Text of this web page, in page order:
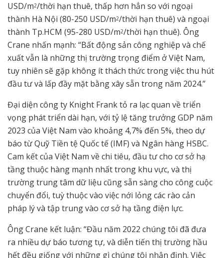
USD/m2/thời hạn thuê, thấp hơn hẳn so với ngoại
thành Hà Nội (80-250 USD/m2/thời hạn thuê) và ngoại
thành Tp.HCM (95-280 USD/m2/thời hạn thuê). Ông
Crane nhấn mạnh: “Bất động sản công nghiệp và chế
xuất vẫn là những thị trường trọng điểm ở Việt Nam,
tuy nhiên sẽ gặp không ít thách thức trong việc thu hút
đầu tư và lấp đầy mặt bằng xây sẵn trong năm 2024.”
Đại diện công ty Knight Frank tỏ ra lạc quan về triển
vọng phát triển dài hạn, với tỷ lệ tăng trưởng GDP năm
2023 của Việt Nam vào khoảng 4,7% đến 5%, theo dự
báo từ Quỹ Tiền tệ Quốc tế (IMF) và Ngân hàng HSBC.
Cam kết của Việt Nam về chi tiêu, đầu tư cho cơ sở hạ
tầng thuộc hàng mạnh nhất trong khu vực, và thị
trường trung tâm dữ liệu cũng sẵn sàng cho công cuộc
chuyển đổi, tuỳ thuộc vào việc nới lỏng các rào cản
pháp lý và tập trung vào cơ sở hạ tầng điện lực.
Ông Crane kết luận: “Đầu năm 2022 chúng tôi đã đưa
ra nhiều dự báo tương tự, và diễn tiến thị trường hầu
hết đều giống với những gì chúng tôi nhận định. Việc